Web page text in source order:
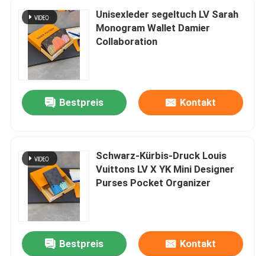
Unisexleder segeltuch LV Sarah
Monogram Wallet Damier
Collaboration
Bestpreis Kontakt
Schwarz-Kürbis-Druck Louis
Vuittons LV X YK Mini Designer
Purses Pocket Organizer
Bestpreis Kontakt